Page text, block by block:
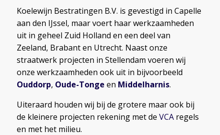
Koelewijn Bestratingen B.V. is gevestigd in Capelle
aan den IJssel, maar voert haar werkzaamheden
uit in geheel Zuid Holland en een deel van
Zeeland, Brabant en Utrecht. Naast onze
straatwerk projecten in Stellendam voeren wij
onze werkzaamheden ook uit in bijvoorbeeld
Ouddorp, Oude-Tonge en Middelharnis.
Uiteraard houden wij bij de grotere maar ook bij
de kleinere projecten rekening met de VCAregels
en met het milieu.